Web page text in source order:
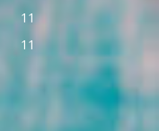
11
11